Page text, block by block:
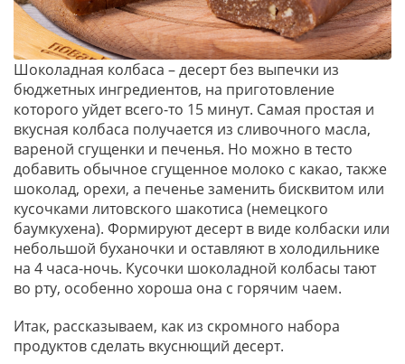
Шоколадная колбаса – десерт без выпечки из
бюджетных ингредиентов, на приготовление
которого уйдет всего-то 15 минут. Самая простая и
вкусная колбаса получается из сливочного масла,
вареной сгущенки и печенья. Но можно в тесто
добавить обычное сгущенное молоко с какао, также
шоколад, орехи, а печенье заменить бисквитом или
кусочками литовского шакотиса (немецкого
баумкухена). Формируют десерт в виде колбаски или
небольшой буханочки и оставляют в холодильнике
на 4 часа-ночь. Кусочки шоколадной колбасы тают
во рту, особенно хороша она с горячим чаем.
Итак, рассказываем, как из скромного набора
продуктов сделать вкуснющий десерт.